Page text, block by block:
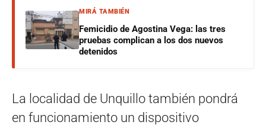
MIRÁ TAMBIÉN
Femicidio de Agostina Vega: las tres
pruebas complican a los dos nuevos
detenidos
La localidad de Unquillo también pondrá
en funcionamiento un dispositivo